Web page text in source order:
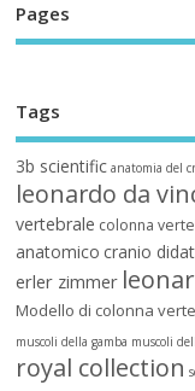
Pages
Tags
3b scientific anatomia del
leonardo da
vertebrale colonna
anatomico cranio
erler zimmer
Modello di colonna
muscoli della gamba muscoli
royal collection